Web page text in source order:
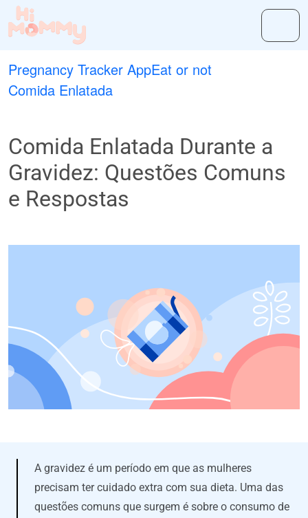
Pregnancy Tracker AppEat or not
Comida Enlatada
Comida Enlatada Durante a
Gravidez: Questões Comuns
e Respostas
A gravidez é um período em que as mulheres
precisam ter cuidado extra com sua dieta. Uma das
questões comuns que surgem é sobre o consumo de